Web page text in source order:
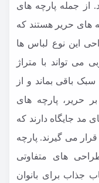
از جمله پارچه های
های حریر هستند که
این نوع لباس ها
می تواند با متراژ
باقی بماند و از
حریر، پارچه های
مد جایگاه دارند که
می گیرند. پارچه
های متفاوتی
جذاب برای بانوان